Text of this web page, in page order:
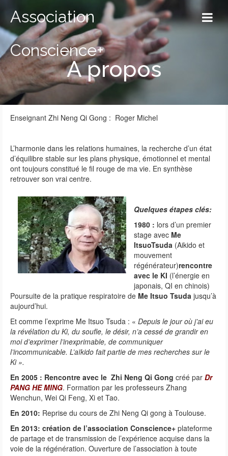
Association
Conscience+
A propos
Enseignant Zhi Neng Qi Gong : Roger Michel
L’harmonie dans les relations humaines, la recherche d’un état
d’équilibre stable sur les plans physique, émotionnel et mental
ont toujours constitué le fil rouge de ma vie. En synthèse
retrouver son vrai centre.
Quelques étapes clés:
1980 : lors d’un premier
stage avec Me
ItsuoTsuda (Aikido et
mouvement
régénérateur)rencontre
avec le KI (l’énergie en
japonais, QI en chinois)
Poursuite de la pratique respiratoire de Me Itsuo Tsuda jusqu’à
aujourd’hui.
Et comme l’exprime Me Itsuo Tsuda : « Depuis le jour où j’ai eu
la révélation du Ki, du soufle, le désir, n’a cessé de grandir en
moi d’exprimer l’inexprimable, de communiquer
l’incommunicable. L’aïkido fait partie de mes recherches sur le
Ki ».
En 2005 : Rencontre avec le Zhi Neng Qi Gong créé par Dr
PANG HE MING. Formation par les professeurs Zhang
Wenchun, Wei Qi Feng, Xi et Tao.
En 2010: Reprise du cours de Zhi Neng Qi gong à Toulouse.
En 2013: création de l’association Conscience+ plateforme
de partage et de transmission de l’expérience acquise dans la
voie de la régénération. Ouverture de l’association à toute